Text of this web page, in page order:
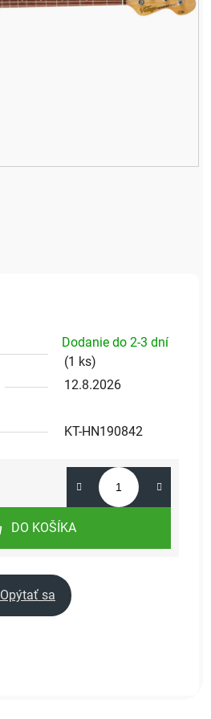
Dodanie do 2-3 dní
(1 ks)
12.8.2026
KT-HN190842
DO KOŠÍKA
Opýtať sa